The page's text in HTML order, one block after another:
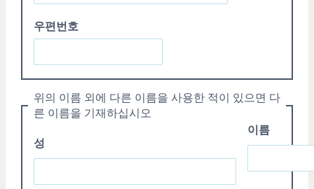
우편번호
위의 이름 외에 다른 이름을 사용한 적이 있으면 다
른 이름을 기재하십시오
성
이름